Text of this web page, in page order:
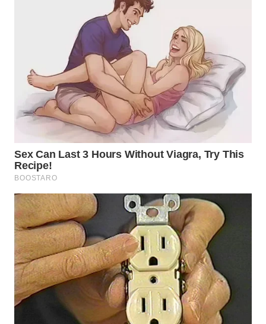
SIMALUNGUN
WN
LABUHANBATU
TAPANULI
TENGAH
SERDANG
WN
TEBING
TINGGI
WN
PAKPAK